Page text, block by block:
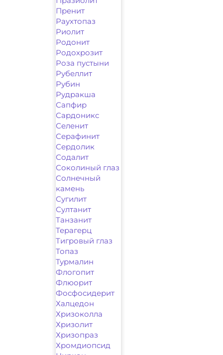
Пренит
Раухтопаз
Риолит
Родонит
Родохрозит
Роза пустыни
Рубеллит
Рубин
Рудракша
Сапфир
Сардоникс
Селенит
Серафинит
Сердолик
Содалит
Соколиный глаз
Солнечный
камень
Сугилит
Султанит
Танзанит
Терагерц
Тигровый глаз
Топаз
Турмалин
Флогопит
Флюорит
Фосфосидерит
Халцедон
Хризоколла
Хризолит
Хризопраз
Хромдиопсид